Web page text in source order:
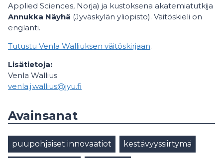
Applied Sciences, Norja) ja kustoksena akatemiatutkija
Annukka Näyhä (Jyväskylän yliopisto). Väitöskieli on
englanti.
Tutustu Venla Walliuksen väitöskirjaan.
Lisätietoja:
Venla Wallius
venla.j.wallius@jyu.fi
Avainsanat
puupohjaiset innovaatiot kestävyyssiirtymä